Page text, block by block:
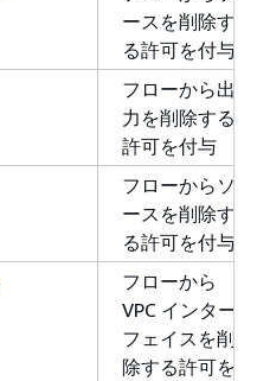
ースを削除す
る許可を付与
フローから出
力を削除する
許可を付与
フローからソ
ースを削除す
る許可を付与
フローから
VPC インター
フェイスを削
除する許可を